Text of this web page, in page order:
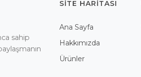
sahip
SITE HARITASI
Ana Sayfa
Hakkımızda
Ürünler